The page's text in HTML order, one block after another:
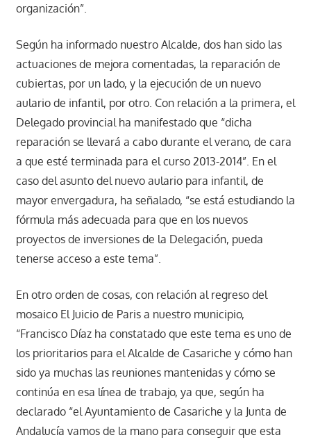
organización”.
Según ha informado nuestro Alcalde, dos han sido las
actuaciones de mejora comentadas, la reparación de
cubiertas, por un lado, y la ejecución de un nuevo
aulario de infantil, por otro. Con relación a la primera, el
Delegado provincial ha manifestado que “dicha
reparación se llevará a cabo durante el verano, de cara
a que esté terminada para el curso 2013-2014”. En el
caso del asunto del nuevo aulario para infantil, de
mayor envergadura, ha señalado, “se está estudiando la
fórmula más adecuada para que en los nuevos
proyectos de inversiones de la Delegación, pueda
tenerse acceso a este tema”.
En otro orden de cosas, con relación al regreso del
mosaico El Juicio de Paris a nuestro municipio,
“Francisco Díaz ha constatado que este tema es uno de
los prioritarios para el Alcalde de Casariche y cómo han
sido ya muchas las reuniones mantenidas y cómo se
continúa en esa línea de trabajo, ya que, según ha
declarado “el Ayuntamiento de Casariche y la Junta de
Andalucía vamos de la mano para conseguir que esta